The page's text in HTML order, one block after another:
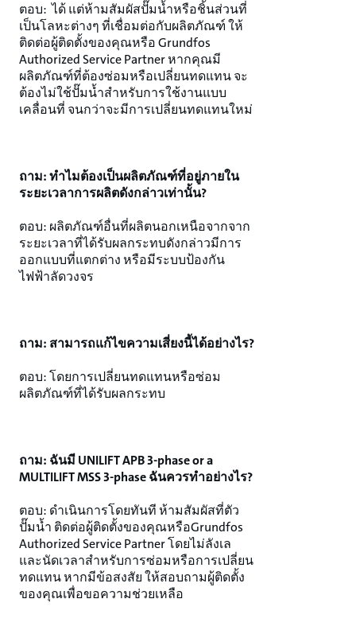
ตอบ: ได้ แต่ห้ามสัมผัสปั๊มน้ำหรือชิ้นส่วนที่
เป็นโลหะต่างๆ ที่เชื่อมต่อกับผลิตภัณฑ์ ให้
ติดต่อผู้ติดตั้งของคุณหรือ Grundfos
Authorized Service Partner หากคุณมี
ผลิตภัณฑ์ที่ต้องซ่อมหรือเปลี่ยนทดแทน จะ
ต้องไม่ใช้ปั๊มน้ำสำหรับการใช้งานแบบ
เคลื่อนที่ จนกว่าจะมีการเปลี่ยนทดแทนใหม่
ถาม: ทำไมต้องเป็นผลิตภัณฑ์ที่อยู่ภายใน
ระยะเวลาการผลิตดังกล่าวเท่านั้น?
ตอบ: ผลิตภัณฑ์อื่นที่ผลิตนอกเหนือจากจาก
ระยะเวลาที่ได้รับผลกระทบดังกล่าวมีการ
ออกแบบที่แตกต่าง หรือมีระบบป้องกัน
ไฟฟ้าลัดวงจร
ถาม: สามารถแก้ไขความเสี่ยงนี้ได้อย่างไร?
ตอบ: โดยการเปลี่ยนทดแทนหรือซ่อม
ผลิตภัณฑ์ที่ได้รับผลกระทบ
ถาม: ฉันมี UNILIFT APB 3-phase or a
MULTILIFT MSS 3-phase ฉันควรทำอย่างไร?
ตอบ: ดำเนินการโดยทันที ห้ามสัมผัสที่ตัว
ปั๊มน้ำ ติดต่อผู้ติดตั้งของคุณหรือGrundfos
Authorized Service Partner โดยไม่ลังเล
และนัดเวลาสำหรับการซ่อมหรือการเปลี่ยน
ทดแทน หากมีข้อสงสัย ให้สอบถามผู้ติดตั้ง
ของคุณเพื่อขอความช่วยเหลือ